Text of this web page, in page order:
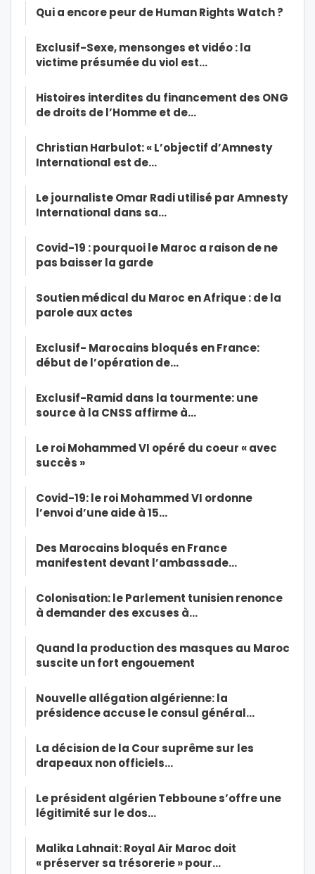
Qui a encore peur de Human Rights Watch ?
Exclusif-Sexe, mensonges et vidéo : la
victime présumée du viol est…
Histoires interdites du financement des ONG
de droits de l’Homme et de…
Christian Harbulot: « L’objectif d’Amnesty
International est de…
Le journaliste Omar Radi utilisé par Amnesty
International dans sa…
Covid-19 : pourquoi le Maroc a raison de ne
pas baisser la garde
Soutien médical du Maroc en Afrique : de la
parole aux actes
Exclusif- Marocains bloqués en France:
début de l’opération de…
Exclusif-Ramid dans la tourmente: une
source à la CNSS affirme à…
Le roi Mohammed VI opéré du coeur « avec
succès »
Covid-19: le roi Mohammed VI ordonne
l’envoi d’une aide à 15…
Des Marocains bloqués en France
manifestent devant l’ambassade…
Colonisation: le Parlement tunisien renonce
à demander des excuses à…
Quand la production des masques au Maroc
suscite un fort engouement
Nouvelle allégation algérienne: la
présidence accuse le consul général…
La décision de la Cour suprême sur les
drapeaux non officiels…
Le président algérien Tebboune s’offre une
légitimité sur le dos…
Malika Lahnait: Royal Air Maroc doit
« préserver sa trésorerie » pour…